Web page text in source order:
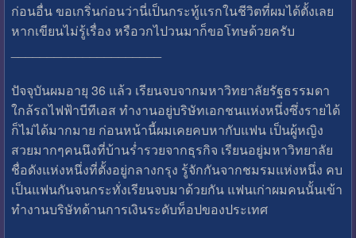
ก่อนอื่น ขอเกริ่นก่อนว่านี่เป็นกระทู้แรกในชีวิตที่ผมได้ตั้งเลย
หากเขียนไม่รู้เรื่อง หรือวกไปวนมาก็ขอโทษด้วยครับ
ปัจจุบันผมอายุ 36 แล้ว เรียนจบจากมหาวิทยาลัยรัฐธรรมดา
ใกล้รถไฟฟ้าบีทีเอส ทำงานอยู่บริษัทเอกชนแห่งหนึ่งซึ่งรายได้
ก็ไม่ได้มากมาย ก่อนหน้านี้ผมเคยคบหากับแฟน เป็นผู้หญิง
สวยมากๆคนนึงที่บ้านร่ำรวยจากธุรกิจ เรียนอยู่มหาวิทยาลัย
ชื่อดังแห่งหนึ่งที่ตั้งอยู่กลางกรุง รู้จักกันจากชมรมแห่งหนึ่ง คบ
เป็นแฟนกันจนกระทั่งเรียนจบมาด้วยกัน แฟนเก่าผมคนนั้นเข้า
ทำงานบริษัทด้านการเงินระดับท็อปของประเทศ